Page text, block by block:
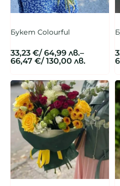
Букет Colourful
33,23 €/ 64,99 лв.–
66,47 €/ 130,00 лв.